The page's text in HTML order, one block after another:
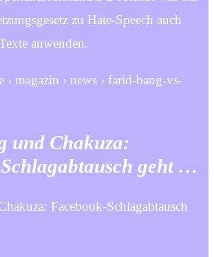
zu Hate-Speech auch
anwenden.
magazin › news › farid-bang-vs-
und Chakuza:
geht …
Facebook-Schlagabtausch